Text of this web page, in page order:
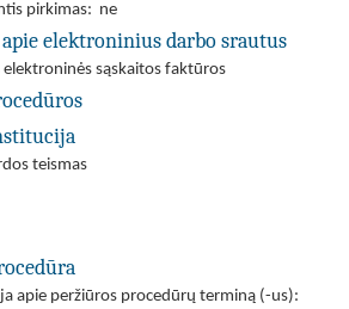
pirkimas: ne
elektroninius darbo srautus
elektroninės sąskaitos faktūros
teismas
apie peržiūros procedūrų terminą (-us):